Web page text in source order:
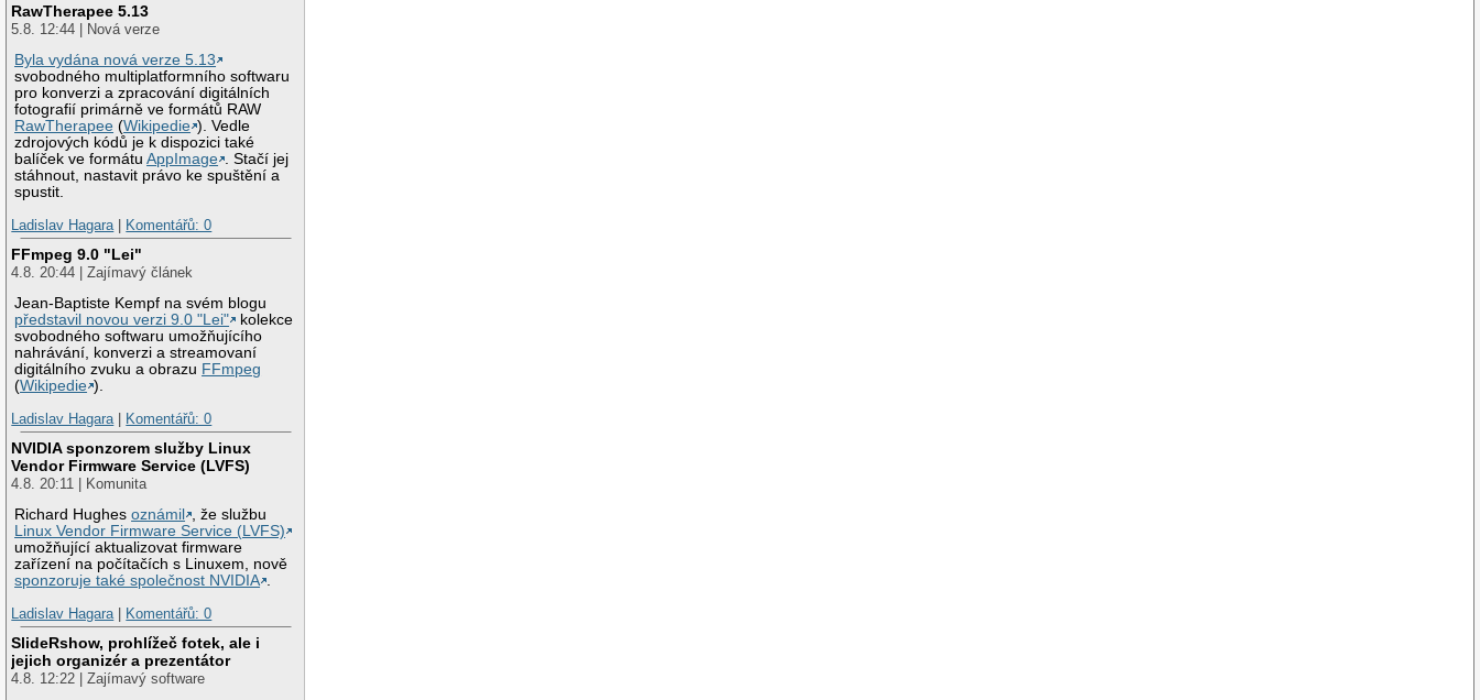
RawTherapee 5.13
5.8. 12:44 | Nová verze
Byla vydána nová verze 5.13
svobodného multiplatformního softwaru
pro konverzi a zpracování digitálních
fotografií primárně ve formátů RAW
RawTherapee (Wikipedie ). Vedle
zdrojových kódů je k dispozici také
balíček ve formátuAppImage . Stačí jej
stáhnout, nastavit právo ke spuštění a
spustit.
Ladislav Hagara| Komentářů: 0
FFmpeg 9.0 "Lei"
4.8. 20:44 | Zajímavý článek
Jean-Baptiste Kempf na svém blogu
představil novou verzi 9.0 "Lei"
kolekce
svobodného softwaru umožňujícího
nahrávání, konverzi a streamovaní
digitálního zvuku a obrazu FFmpeg
(Wikipedie ).
Ladislav Hagara| Komentářů: 0
NVIDIA sponzorem služby Linux
Vendor Firmware Service (LVFS)
4.8. 20:11 | Komunita
Richard Hughesoznámil
, že službu
Linux Vendor Firmware Service (LVFS)
umožňující aktualizovat firmware
zařízení na počítačích s Linuxem, nově
sponzoruje také společnost NVIDIA .
Ladislav Hagara| Komentářů: 0
SlideRshow, prohlížeč fotek, ale i
jejich organizér a prezentátor
4.8. 12:22 | Zajímavý software